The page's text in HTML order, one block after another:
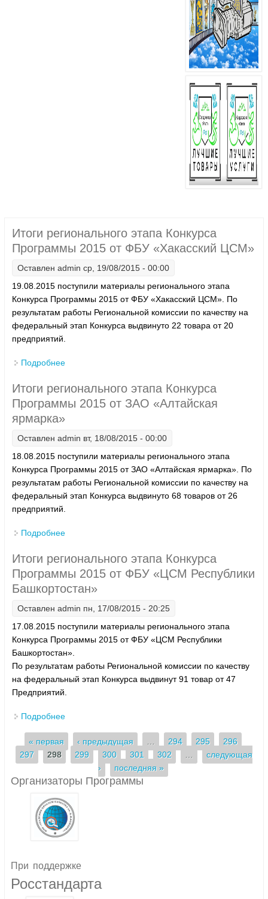
Итоги регионального этапа Конкурса
Программы 2015 от ФБУ «Хакасский ЦСМ»
Оставлен admin ср, 19/08/2015 - 00:00
19.08.2015 поступили материалы регионального этапа
Конкурса Программы 2015 от ФБУ «Хакасский ЦСМ». По
результатам работы Региональной комиссии по качеству на
федеральный этап Конкурса выдвинуто 22 товара от 20
предприятий.
Подробнее
Итоги регионального этапа Конкурса
Программы 2015 от ЗАО «Алтайская
ярмарка»
Оставлен admin вт, 18/08/2015 - 00:00
18.08.2015 поступили материалы регионального этапа
Конкурса Программы 2015 от ЗАО «Алтайская ярмарка». По
результатам работы Региональной комиссии по качеству на
федеральный этап Конкурса выдвинуто 68 товаров от 26
предприятий.
Подробнее
Итоги регионального этапа Конкурса
Программы 2015 от ФБУ «ЦСМ Республики
Башкортостан»
Оставлен admin пн, 17/08/2015 - 20:25
17.08.2015 поступили материалы регионального этапа
Конкурса Программы 2015 от ФБУ «ЦСМ Республики
Башкортостан».
По результатам работы Региональной комиссии по качеству
на федеральный этап Конкурса выдвинут 91 товар от 47
Предприятий.
Подробнее
Страницы
« первая ‹ предыдущая 294 295
296
297
298 299 300 301 302
следующая
›
последняя »
Организаторы Программы
При поддержке
Росстандарта